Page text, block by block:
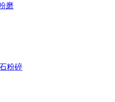
磨
粉碎